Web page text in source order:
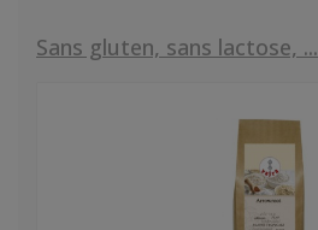
Sans gluten, sans lactose, ...